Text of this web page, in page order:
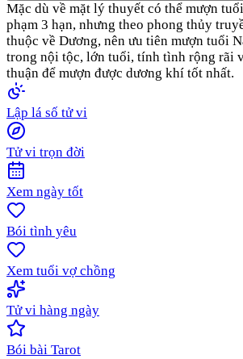
Mặc dù về mặt lý thuyết có thể mượn
phạm 3 hạn, nhưng theo phong thủy
thuộc về Dương, nên ưu tiên mượn tuổi
trong nội tộc, lớn tuổi, tính tình rộng rãi
thuận để mượn được dương khí tốt nhất.
Lập lá số tử vi
Tử vi trọn đời
Xem ngày tốt
Bói tình yêu
Xem tuổi vợ chồng
Tử vi hàng ngày
Bói bài Tarot